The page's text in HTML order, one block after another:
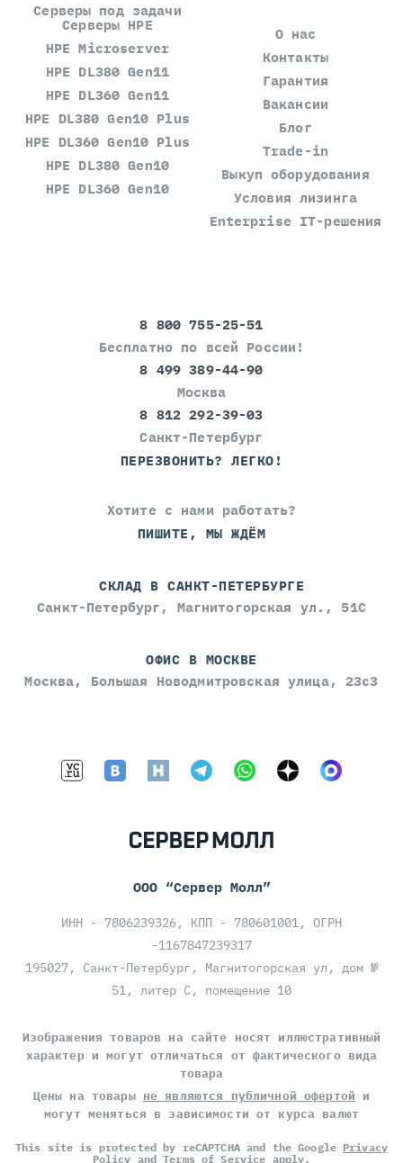
Серверы под задачи
Серверы HPE
HPE Microserver
HPE DL380 Gen11
HPE DL360 Gen11
HPE DL380 Gen10 Plus
HPE DL360 Gen10 Plus
HPE DL380 Gen10
HPE DL360 Gen10
О нас
Контакты
Гарантия
Вакансии
Блог
Trade-in
Выкуп оборудования
Условия лизинга
Enterprise IT-решения
8 800 755-25-51
Бесплатно по всей России!
8 499 389-44-90
Москва
8 812 292-39-03
Санкт-Петербург
ПЕРЕЗВОНИТЬ? ЛЕГКО!
Хотите с нами работать?
ПИШИТЕ, МЫ ЖДЁМ
СКЛАД В САНКТ-ПЕТЕРБУРГЕ
Санкт-Петербург, Магнитогорская ул., 51С
ОФИС В МОСКВЕ
Москва, Большая Новодмитровская улица, 23с3
ООО “Сервер Молл”
ИНН - 7806239326, КПП - 780601001, ОГРН
-1167847239317
195027, Санкт-Петербург, Магнитогорская ул, дом №
51, литер С, помещение 10
Изображения товаров на сайте носят иллюстративный
характер и могут отличаться от фактического вида
товара
Цены на товары не являются публичной офертой и
могут меняться в зависимости от курса валют
This site is protected by reCAPTCHA and the Google Privacy
Policy andTerms of Service apply.